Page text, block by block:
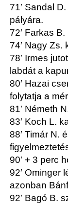
71′ Sandal
pályára.
72′ Farkas
74′ Nagy Zs.
78′ Irmes
labdát a
80′ Hazai
folytatja a
81′ Németh
83′ Koch L.
88′ Timár N.
90′ + 3 perc
92′ Ominger
azonban
92′ Bagó B.